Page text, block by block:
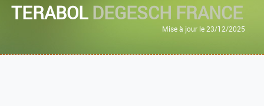
TERABOLDEGESCH FRANCE
Mise à jour le 23/12/2025